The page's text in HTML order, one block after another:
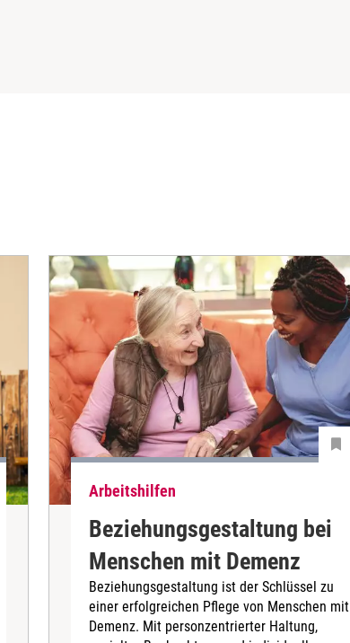
Arbeitshilfen
Beziehungsgestaltung bei
Menschen mit Demenz
Beziehungsgestaltung ist der Schlüssel zu
einer erfolgreichen Pflege von Menschen mit
Demenz. Mit personzentrierter Haltung,